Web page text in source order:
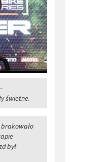
świetne.
brakowało
był